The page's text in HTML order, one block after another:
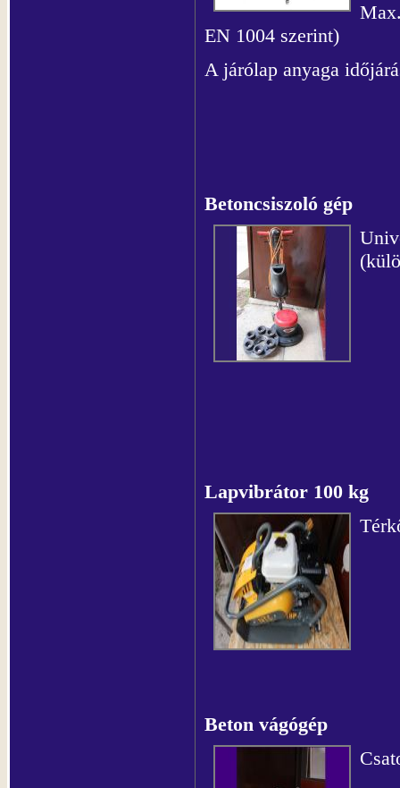
EN 1004 szerint)
A járólap anyaga
Betoncsiszoló gép
Lapvibrátor 100 kg
Beton vágógép